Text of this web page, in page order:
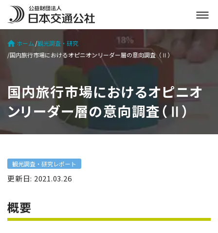
メ
ニ
を
く
ホーム 観光調査・研究
国内旅行市場におけるオピニオンリーダー層の意向調査（Ⅱ）
国内旅行市場におけるオピニオ
ンリーダー層の意向調査（Ⅱ）
観光調査・研究レポート
更新日: 2021.03.26
概要